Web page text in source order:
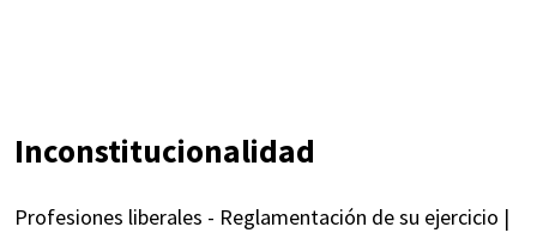
Inconstitucionalidad
Profesiones liberales - Reglamentación de su ejercicio |